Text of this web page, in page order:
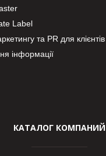
Label
та PR для клієнтів
інформації
КАТАЛОГ КОМПАНИЙ